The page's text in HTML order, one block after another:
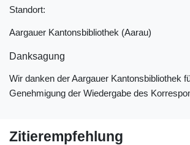
Standort:
Aargauer Kantonsbibliothek (Aarau)
Danksagung
Wir danken der Aargauer Kantonsbibliothek
Genehmigung der Wiedergabe des
Zitierempfehlung